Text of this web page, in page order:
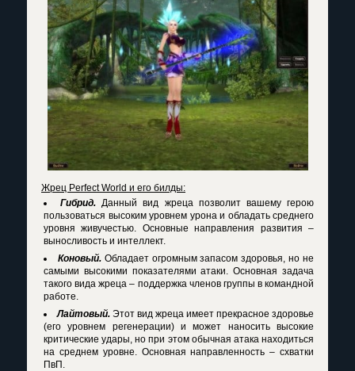
Жрец Perfect World и его билды:
Гибрид. Данный вид жреца позволит вашему герою
пользоваться высоким уровнем урона и обладать среднего
уровня живучестью. Основные направления развития –
выносливость и интеллект.
Коновый.Обладает огромным запасом здоровья, но не
самыми высокими показателями атаки. Основная задача
такого вида жреца – поддержка членов группы в командной
работе.
Лайтовый. Этот вид жреца имеет прекрасное здоровье
(его уровнем регенерации) и может наносить высокие
критические удары, но при этом обычная атака находиться
на среднем уровне. Основная направленность – схватки
ПвП.